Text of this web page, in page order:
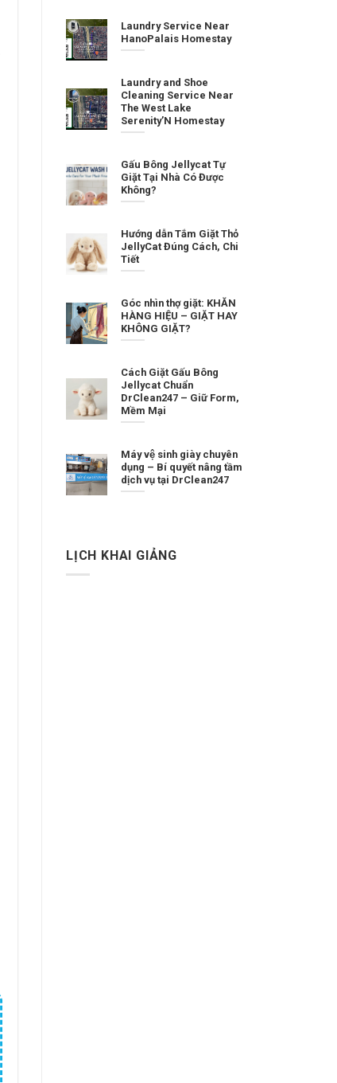
Laundry Service Near
HanoPalais Homestay
Laundry and Shoe
Cleaning Service Near
The West Lake
Serenity’N Homestay
Gấu Bông Jellycat Tự
Giặt Tại Nhà Có Được
Không?
Hướng dẫn Tắm Giặt Thỏ
JellyCat Đúng Cách, Chi
Tiết
Góc nhìn thợ giặt: KHĂN
HÀNG HIỆU – GIẶT HAY
KHÔNG GIẶT?
Cách Giặt Gấu Bông
Jellycat Chuẩn
DrClean247 – Giữ Form,
Mềm Mại
Máy vệ sinh giày chuyên
dụng – Bí quyết nâng tầm
dịch vụ tại DrClean247
LỊCH KHAI GIẢNG